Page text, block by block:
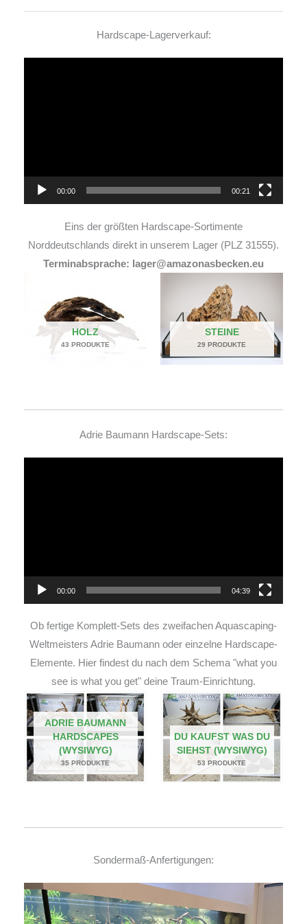
Hardscape-Lagerverkauf:
00:00 00:21
Eins der größten Hardscape-Sortimente
Norddeutschlands direkt in unserem Lager (PLZ 31555).
Terminabsprache: lager@amazonasbecken.eu
HOLZ
43 PRODUKTE
STEINE
29 PRODUKTE
Adrie Baumann Hardscape-Sets:
00:00 04:39
Ob fertige Komplett-Sets des zweifachen Aquascaping-
Weltmeisters Adrie Baumann oder einzelne Hardscape-
Elemente. Hier findest du nach dem Schema "what you
see is what you get" deine Traum-Einrichtung.
ADRIE BAUMANN
HARDSCAPES
(WYSIWYG)
35 PRODUKTE
DU KAUFST WAS DU
SIEHST (WYSIWYG)
53 PRODUKTE
Sondermaß-Anfertigungen: